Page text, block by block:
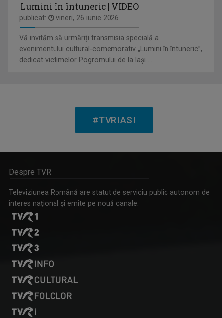
IA ȘI CITEȘTE
Rubrică prin care scriitorii ne provoacă să ...
CAP DE AFIȘ
Emisiunea “Cap de Afiş” de la Iaşi urmăreşte ...
SERGIU CIOCOIU
Emisiunile care îi poartă amprenta se numesc ...
Lumini în întuneric | VIDEO
publicat: vineri, 26 iunie 2026
Vă invităm să urmăriți transmisia specială a
evenimentului cultural-comemorativ „Lumini în întuneric”,
dedicat victimelor Pogromului de la Iași ...
#TVRIASI
Despre TVR
Televiziunea Română are statut de serviciu public autonom de
interes naţional şi emite pe nouă canale: